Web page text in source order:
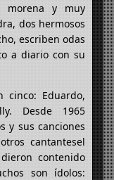
morena y muy
dos hermosos
escriben odas
a diario con su
cinco: Eduardo,
Desde 1965
y sus canciones
cantantesel
contenido
son ídolos: